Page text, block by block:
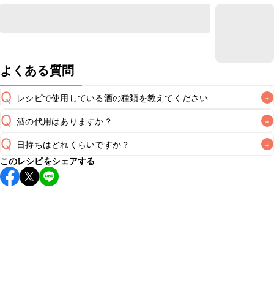
よくある質問
Q レシピで使用している酒の種類を教えてください +
A
Q 酒の代用はありますか？ +
A
Q 日持ちはどれくらいですか？ +
保存期間は冷蔵で翌日中が目安です。なるべくお早めにお召
し上がりください。
このレシピをシェアする